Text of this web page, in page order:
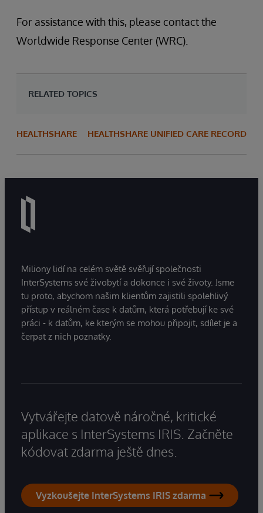
For assistance with this, please contact the
Worldwide Response Center (WRC).
RELATED TOPICS
HEALTHSHARE HEALTHSHARE UNIFIED CARE RECORD
Miliony lidí na celém světě svěřují společnosti
InterSystems své živobytí a dokonce i své životy. Jsme
tu proto, abychom našim klientům zajistili spolehlivý
přístup v reálném čase k datům, která potřebují ke své
práci - k datům, ke kterým se mohou připojit, sdílet je a
čerpat z nich poznatky.
Vytvářejte datově náročné, kritické
aplikace s InterSystems IRIS. Začněte
kódovat zdarma ještě dnes.
Vyzkoušejte InterSystems IRIS zdarma